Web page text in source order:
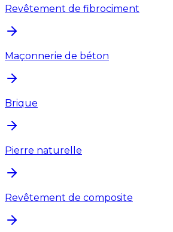
Revêtement de fibrociment
Maçonnerie de béton
Brique
Pierre naturelle
Revêtement de composite